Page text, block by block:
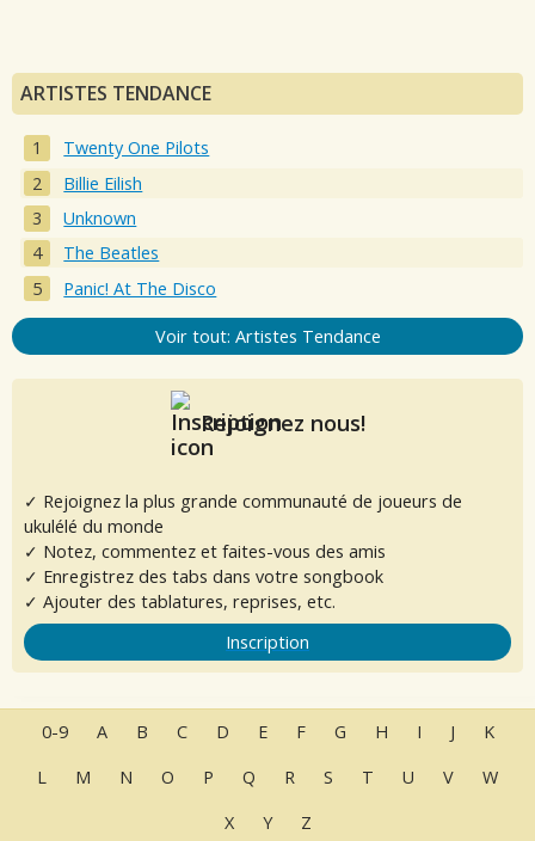
ARTISTES TENDANCE
Twenty One Pilots
Billie Eilish
Unknown
The Beatles
Panic! At The Disco
Voir tout: Artistes Tendance
Rejoignez nous!
✓ Rejoignez la plus grande communauté de joueurs de
ukulélé du monde
✓ Notez, commentez et faites-vous des amis
✓ Enregistrez des tabs dans votre songbook
✓ Ajouter des tablatures, reprises, etc.
Inscription
0-9 A B C D E F G H I J
K
L
M N O P Q R S T U V
W
X
Y Z